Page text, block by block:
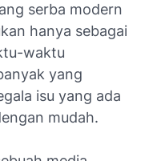
serba modern
hanya sebagai
waktu
yang
isu yang ada
mudah.